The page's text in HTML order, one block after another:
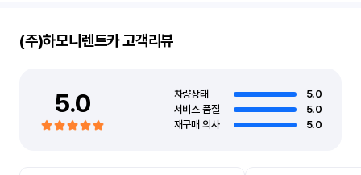
(주)하모니렌트카고객리뷰
5.0 차량상태
5.0
서비스 품질
5.0
재구매 의사
5.0